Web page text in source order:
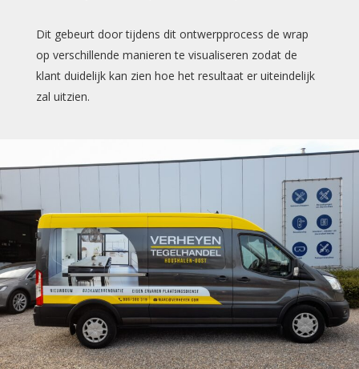
Dit gebeurt door tijdens dit ontwerpprocess de wrap
op verschillende manieren te visualiseren zodat de
klant duidelijk kan zien hoe het resultaat er uiteindelijk
zal uitzien.